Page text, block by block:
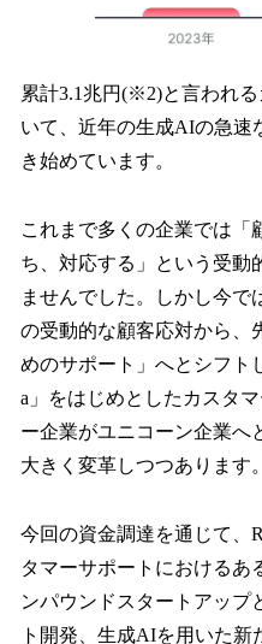
累計3.1兆円(※2)と言われ
いて、近年の生成AIの急速
き始めています。
これまで多くの企業では「
ち、対応する」という受動
ませんでした。しかし今で
の受動的な顧客応対から、
めのサポート」へとシフト
a」をはじめとしたカスタ
ー企業がユニコーン企業へ
大きく変革しつつあります。
今回の資金調達を通じて、
タマーサポートにおけるあ
ンパウンドスタートアップ
ト開発、生成AIを用いた新